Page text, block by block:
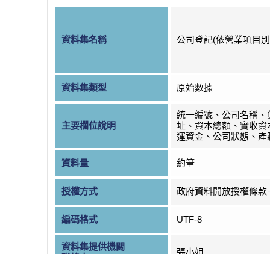
資料集名稱 公司登記(依營業項目
資料集類型 原始數據
主要欄位說明
統一編號、公司名稱、
址、資本總額、實收資
運資金、公司狀態、產
資料量 約筆
授權方式 政府資料開放授權條款
編碼格式 UTF-8
資料集提供機關
張小姐